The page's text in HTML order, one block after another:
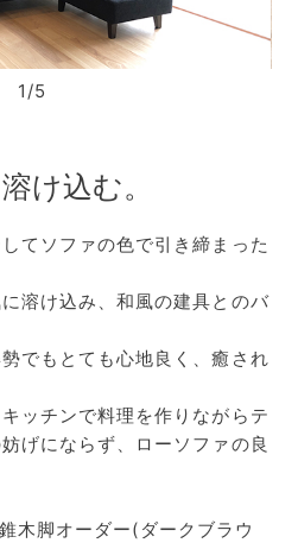
1/5
け込む。
てソファの色で引き締まった
溶け込み、和風の建具とのバ
でもとても心地良く、癒され
ッチンで料理を作りながらテ
げにならず、ローソファの良
木脚オーダー(ダークブラウ